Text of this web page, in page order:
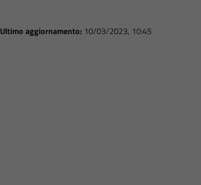
Ultimo aggiornamento: 10/03/2023, 10:45